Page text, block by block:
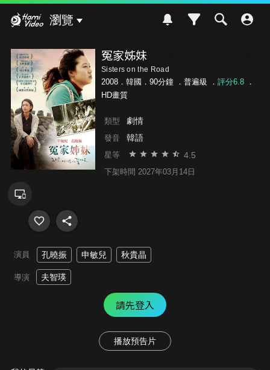
瀏覽
冤家姊妹
Sisters on the Road
2008．韓國．90分鐘 ． 普遍級 ． 評分6.8．
HD畫質
類型 劇情
發音 韓語
星等 4.5
下架時間 2027年03月14日
演員 孔曉振 申敏兒 秋貴晶
導演 夫智瑛
請先登入
播放預告片